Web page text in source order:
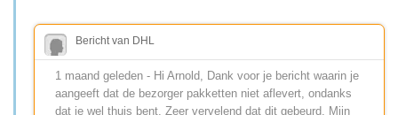
Bericht van DHL
1 maand geleden - Hi Arnold, Dank voor je bericht waarin je
aangeeft dat de bezorger pakketten niet aflevert, ondanks
dat je wel thuis bent. Zeer vervelend dat dit gebeurd. Mijn